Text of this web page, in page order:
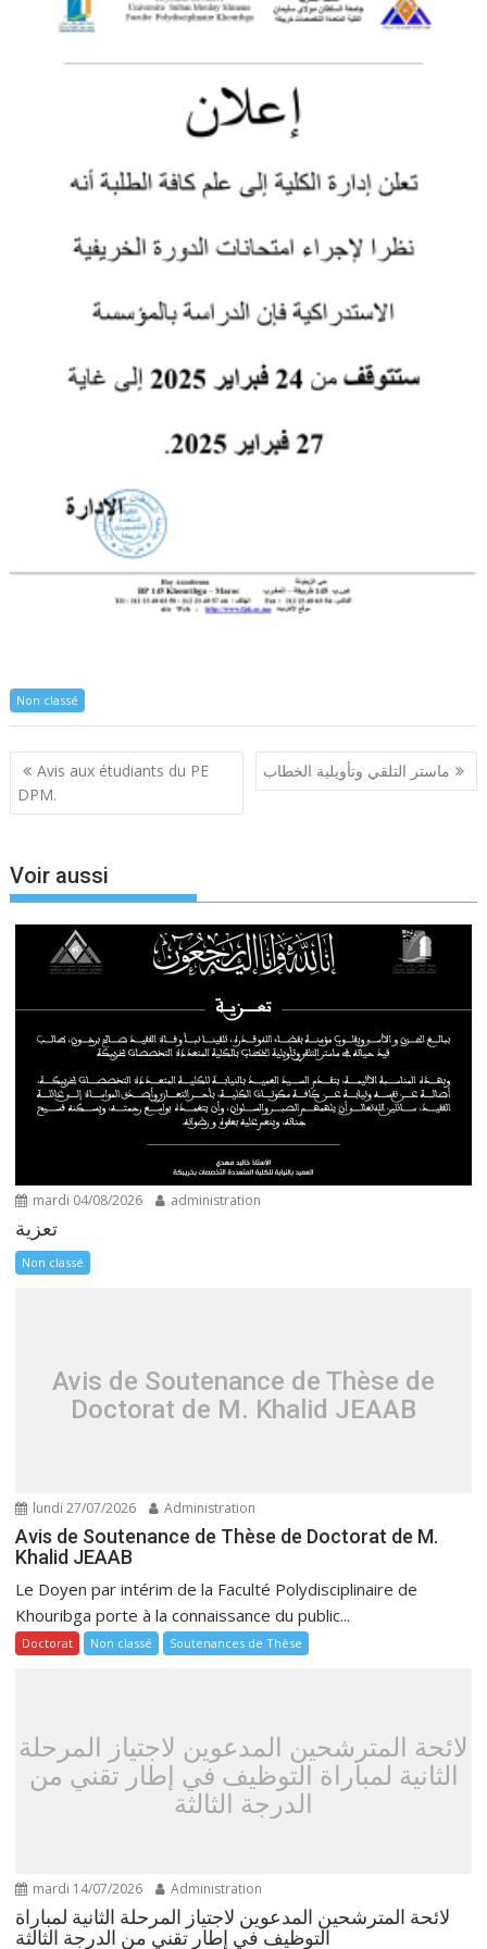
Non classé
Navigation
de
l’article
Avis aux étudiants du PE
DPM.
ماستر التلقي وتأويلية الخطاب
Voir aussi
mardi 04/08/2026 administration
تعزية
Non classé
Avis de Soutenance de Thèse de
Doctorat de M. Khalid JEAAB
lundi 27/07/2026 Administration
Avis de Soutenance de Thèse de Doctorat de M.
Khalid JEAAB
Le Doyen par intérim de la Faculté Polydisciplinaire de
Khouribga porte à la connaissance du public...
Doctorat Non classé Soutenances de Thèse
لائحة المترشحين المدعوين لاجتياز المرحلة
الثانية لمباراة التوظيف في إطار تقني من
الدرجة الثالثة
mardi 14/07/2026 Administration
لائحة المترشحين المدعوين لاجتياز المرحلة الثانية لمباراة
التوظيف في إطار تقني من الدرجة الثالثة